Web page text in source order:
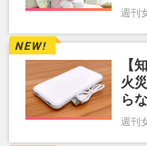
週刊
【
火
ら
週刊